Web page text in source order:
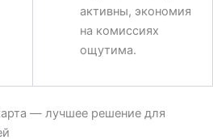
активны, экономия
на комиссиях
ощутима.
— лучшее решение для